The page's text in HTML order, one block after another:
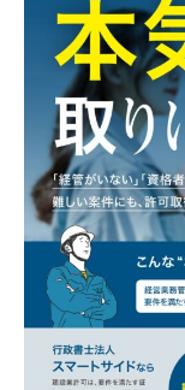
【２．個人
当社はユー
年月日・住
人を特定で
お問い合わ
氏名・電話
ただきます
【３．個人
取得した閲
ザー別に適
めに利用し